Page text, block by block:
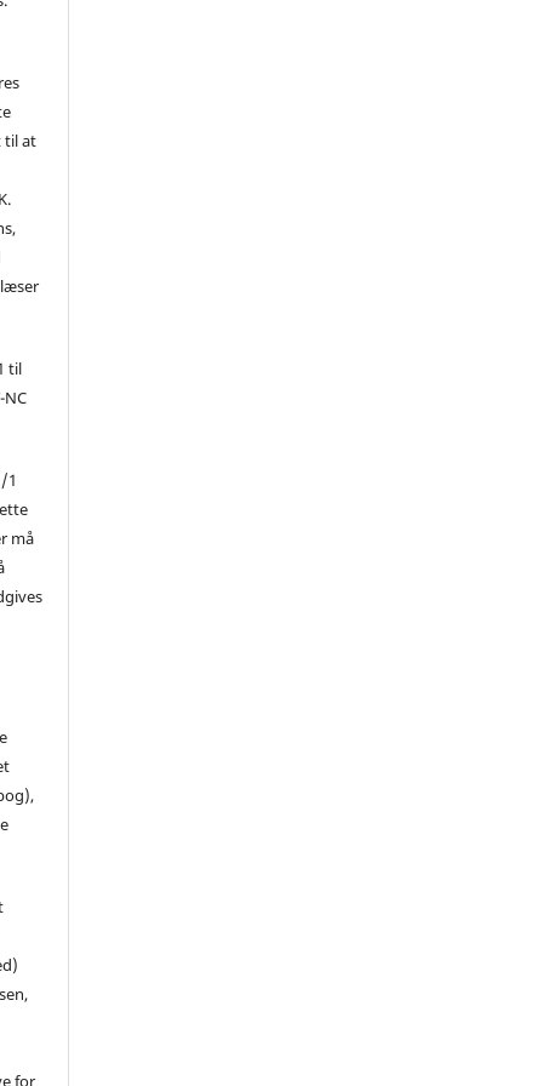
til at
til
NC
1
må
for